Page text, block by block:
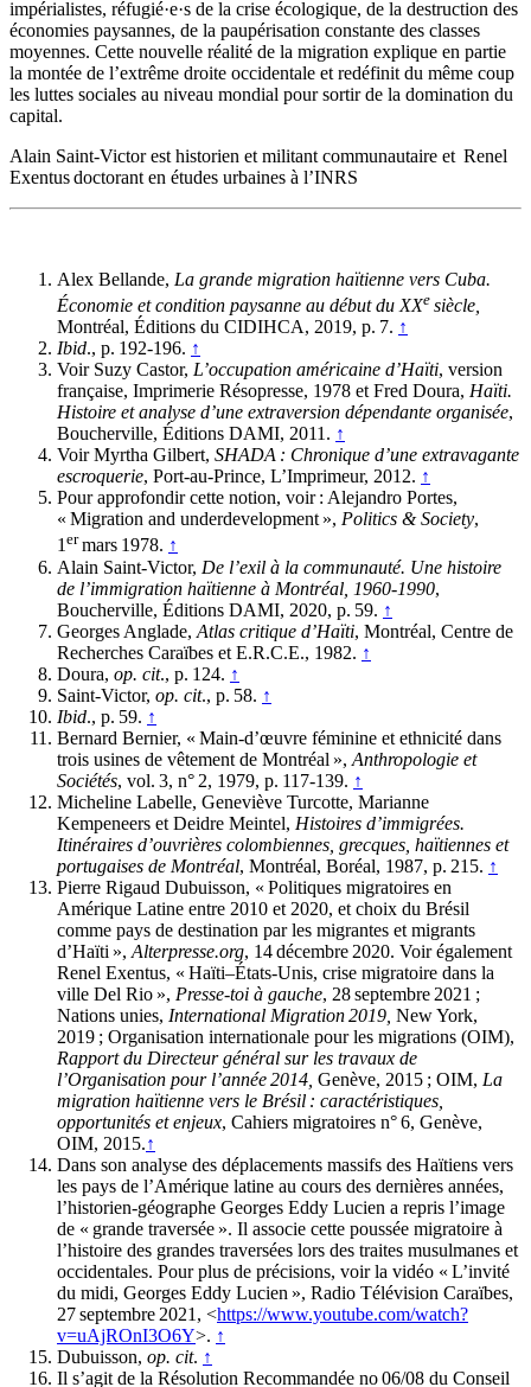
impérialistes, réfugié·e·s de la crise écologique, de la destruction des
économies paysannes, de la paupérisation constante des classes
moyennes. Cette nouvelle réalité de la migration explique en partie
la montée de l’extrême droite occidentale et redéfinit du même coup
les luttes sociales au niveau mondial pour sortir de la domination du
capital.
Alain Saint-Victor est historien et militant communautaire et Renel
Exentus doctorant en études urbaines à l’INRS
Alex Bellande, La grande migration haïtienne vers Cuba.
Économie et condition paysanne au début du XXe siècle,
Montréal, Éditions du CIDIHCA, 2019, p. 7. ↑
Ibid., p. 192-196. ↑
Voir Suzy Castor, L’occupation américaine d’Haïti, version
française, Imprimerie Résopresse, 1978 et Fred Doura, Haïti.
Histoire et analyse d’une extraversion dépendante organisée,
Boucherville, Éditions DAMI, 2011. ↑
Voir Myrtha Gilbert, SHADA : Chronique d’une extravagante
escroquerie, Port-au-Prince, L’Imprimeur, 2012. ↑
Pour approfondir cette notion, voir : Alejandro Portes,
« Migration and underdevelopment », Politics & Society,
1ermars 1978. ↑
Alain Saint-Victor, De l’exil à la communauté. Une histoire
de l’immigration haïtienne à Montréal, 1960-1990,
Boucherville, Éditions DAMI, 2020, p. 59. ↑
Georges Anglade, Atlas critique d’Haïti, Montréal, Centre de
Recherches Caraïbes et E.R.C.E., 1982. ↑
Doura, op. cit., p. 124. ↑
Saint-Victor, op. cit., p. 58. ↑
Ibid., p. 59. ↑
Bernard Bernier, « Main-d’œuvre féminine et ethnicité dans
trois usines de vêtement de Montréal », Anthropologie et
Sociétés, vol. 3, n° 2, 1979, p. 117-139. ↑
Micheline Labelle, Geneviève Turcotte, Marianne
Kempeneers et Deidre Meintel, Histoires d’immigrées.
Itinéraires d’ouvrières colombiennes, grecques, haïtiennes et
portugaises de Montréal, Montréal, Boréal, 1987, p. 215. ↑
Pierre Rigaud Dubuisson, « Politiques migratoires en
Amérique Latine entre 2010 et 2020, et choix du Brésil
comme pays de destination par les migrantes et migrants
d’Haïti », Alterpresse.org, 14 décembre 2020. Voir également
Renel Exentus, « Haïti–États-Unis, crise migratoire dans la
ville Del Rio », Presse-toi à gauche, 28 septembre 2021 ;
Nations unies, International Migration 2019, New York,
2019 ; Organisation internationale pour les migrations (OIM),
Rapport du Directeur général sur les travaux de
l’Organisation pour l’année 2014, Genève, 2015 ; OIM, La
migration haïtienne vers le Brésil : caractéristiques,
opportunités et enjeux, Cahiers migratoires n° 6, Genève,
OIM, 2015.↑
Dans son analyse des déplacements massifs des Haïtiens vers
les pays de l’Amérique latine au cours des dernières années,
l’historien-géographe Georges Eddy Lucien a repris l’image
de « grande traversée ». Il associe cette poussée migratoire à
l’histoire des grandes traversées lors des traites musulmanes et
occidentales. Pour plus de précisions, voir la vidéo « L’invité
du midi, Georges Eddy Lucien », Radio Télévision Caraïbes,
27 septembre 2021, <https://www.youtube.com/watch?
v=uAjROnI3O6Y>. ↑
Dubuisson, op. cit. ↑
Il s’agit de la Résolution Recommandée no 06/08 du Conseil